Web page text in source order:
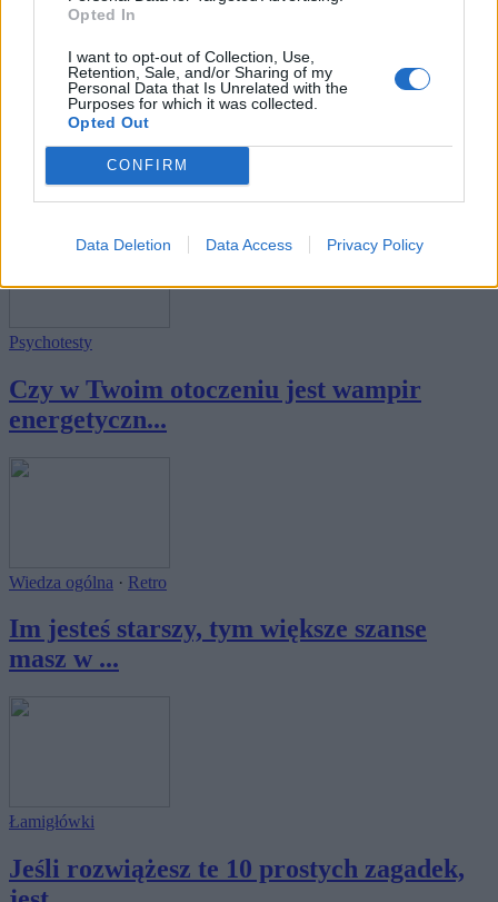
Opted In
I want to opt-out of Collection, Use,
Retention, Sale, and/or Sharing of my
Personal Data that Is Unrelated with the
Purposes for which it was collected.
Opted Out
CONFIRM
Data Deletion Data Access Privacy Policy
20 pytań z filozofii, na które każdy
dorosły ...
Psychotesty
Czy w Twoim otoczeniu jest wampir
energetyczn...
Wiedza ogólna · Retro
Im jesteś starszy, tym większe szanse
masz w ...
Łamigłówki
Jeśli rozwiążesz te 10 prostych zagadek,